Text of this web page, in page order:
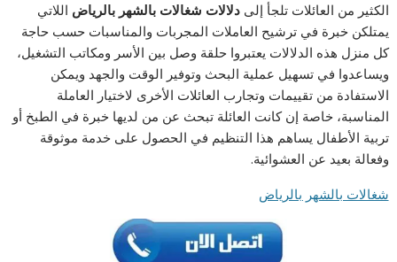
الكثير من العائلات تلجأ إلىدلالات شغالات بالشهر بالرياض اللاتي
يمتلكن خبرة في ترشيح العاملات المجربات والمناسبات حسب حاجة
كل منزل هذه الدلالات يعتبروا حلقة وصل بين الأسر ومكاتب التشغيل،
ويساعدوا في تسهيل عملية البحث وتوفير الوقت والجهد ويمكن
الاستفادة من تقييمات وتجارب العائلات الأخرى لاختيار العاملة
المناسبة، خاصة إن كانت العائلة تبحث عن من لديها خبرة في الطبخ أو
تربية الأطفال يساهم هذا التنظيم في الحصول على خدمة موثوقة
وفعالة بعيد عن العشوائية.
شغالات بالشهر بالرياض